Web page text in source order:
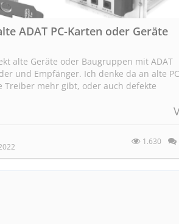
ADAT PC-Karten oder Geräte
alte Geräte oder Baugruppen mit ADAT
und Empfänger. Ich denke da an alte
Treiber mehr gibt, oder auch defekte
1.630